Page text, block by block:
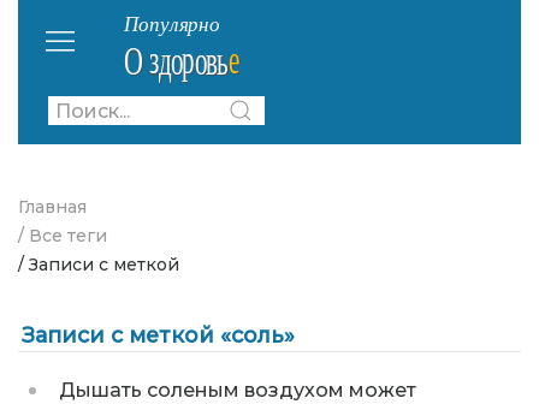
Главная
/ Все теги
/ Записи с меткой
Записи с меткой «соль»
Дышать соленым воздухом может